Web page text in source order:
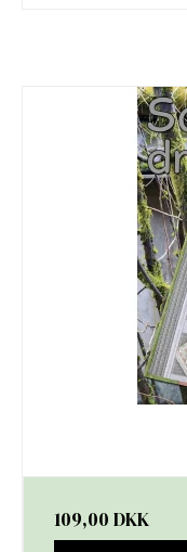
109,00 DKK